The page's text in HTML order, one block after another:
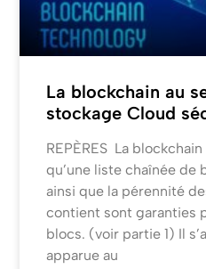
La blockchain au
stockage Cloud
REPÈRES La
qu’une liste chaînée de
ainsi que la pérennité
contient sont garanties
blocs. (voir partie 1) Il
apparue au